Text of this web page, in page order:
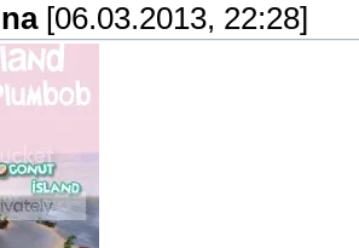
[06.03.2013, 22:28]